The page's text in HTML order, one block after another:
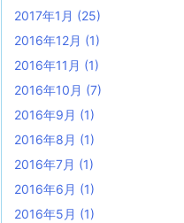
2017年1月 (25)
2016年12月 (1)
2016年11月 (1)
2016年10月 (7)
2016年9月 (1)
2016年8月 (1)
2016年7月 (1)
2016年6月 (1)
2016年5月 (1)